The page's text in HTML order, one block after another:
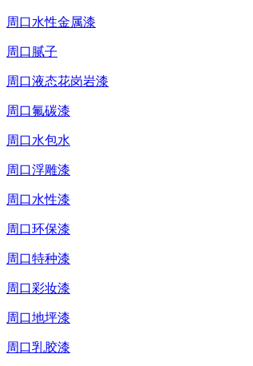
周口水性金属漆
周口腻子
周口液态花岗岩漆
周口氟碳漆
周口水包水
周口浮雕漆
周口水性漆
周口环保漆
周口特种漆
周口彩妆漆
周口地坪漆
周口乳胶漆